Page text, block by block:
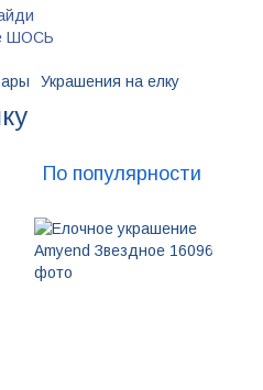
Украшения на елку
По популярности